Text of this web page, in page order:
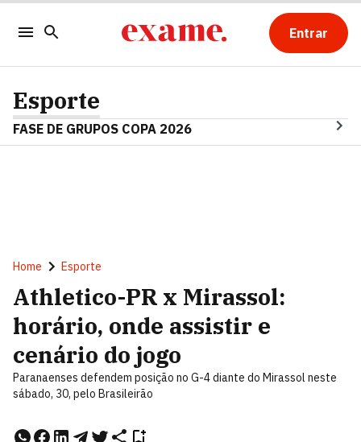
Entrar
Esporte
FASE DE GRUPOS COPA 2026
Home Esporte
Athletico-PR x Mirassol:
horário, onde assistir e
cenário do jogo
Paranaenses defendem posição no G-4 diante do Mirassol neste
sábado, 30, pelo Brasileirão